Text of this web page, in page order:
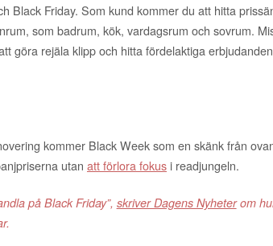
Black Friday. Som kund kommer du att hitta
som badrum, kök, vardagsrum och sovrum.
göra rejäla klipp och hitta fördelaktiga
kommer Black Week som en skänk från
utan att förlora fokus i readjungeln.
på Black Friday”, skriver Dagens Nyheterom